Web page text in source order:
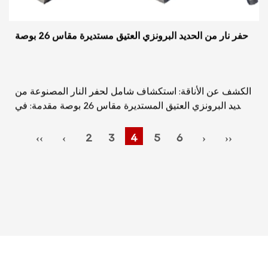
حفر نار من الحديد البرونزي العتيق مستديرة مقاس 26 بوصة
الكشف عن الأناقة: استكشاف شامل لحفر النار المصنوعة من
الحديد البرونزي العتيق المستديرة مقاس 26 بوصة مقدمة: في
‹‹ ‹ 2 3 4 5 6 › ››